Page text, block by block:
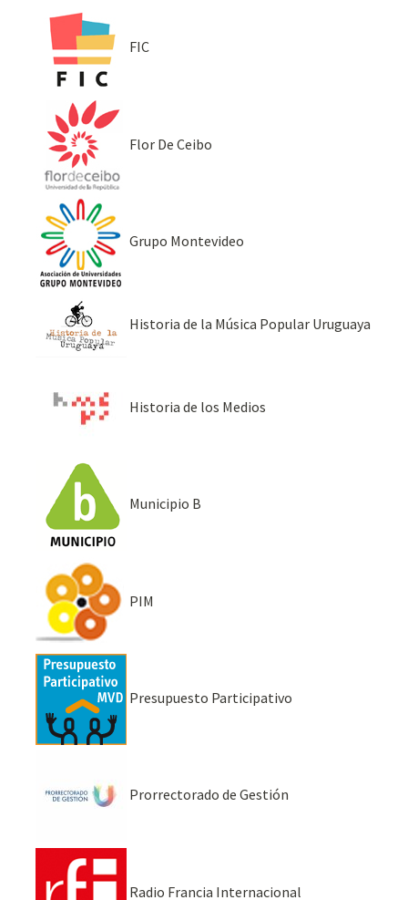
FIC
Flor De Ceibo
Grupo Montevideo
Historia de la Música Popular Uruguaya
Historia de los Medios
Municipio B
PIM
Presupuesto Participativo
Prorrectorado de Gestión
Radio Francia Internacional